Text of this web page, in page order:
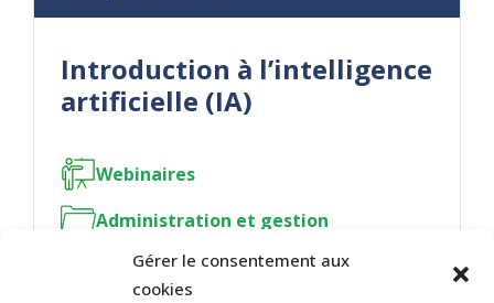
Gérer le consentement aux
cookies
Introduction à l’intelligence
artificielle (IA)
Webinaires
Administration et gestion